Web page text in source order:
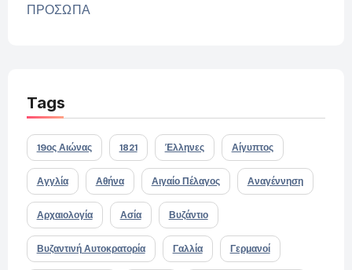
ΠΡΟΣΩΠΑ
Tags
19ος Αιώνας 1821 Έλληνες Αίγυπτος
Αγγλία Αθήνα Αιγαίο Πέλαγος Αναγέννηση
Αρχαιολογία Ασία Βυζάντιο
Βυζαντινή Αυτοκρατορία Γαλλία Γερμανοί